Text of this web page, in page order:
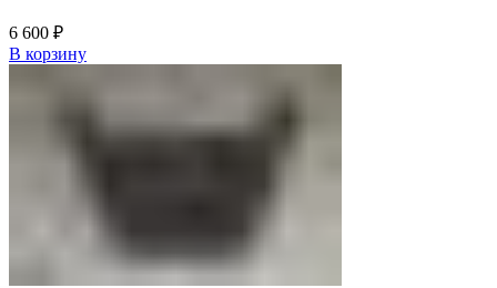
6 600 ₽
В корзину